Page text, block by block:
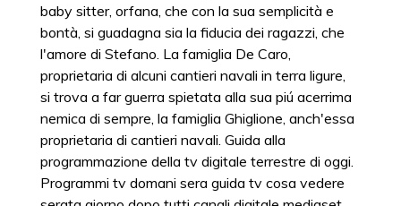
baby sitter, orfana, che con la sua semplicità e
bontà, si guadagna sia la fiducia dei ragazzi, che
l'amore di Stefano. La famiglia De Caro,
proprietaria di alcuni cantieri navali in terra ligure,
si trova a far guerra spietata alla sua piú acerrima
nemica di sempre, la famiglia Ghiglione, anch'essa
proprietaria di cantieri navali. Guida alla
programmazione della tv digitale terrestre di oggi.
Programmi tv domani sera guida tv cosa vedere